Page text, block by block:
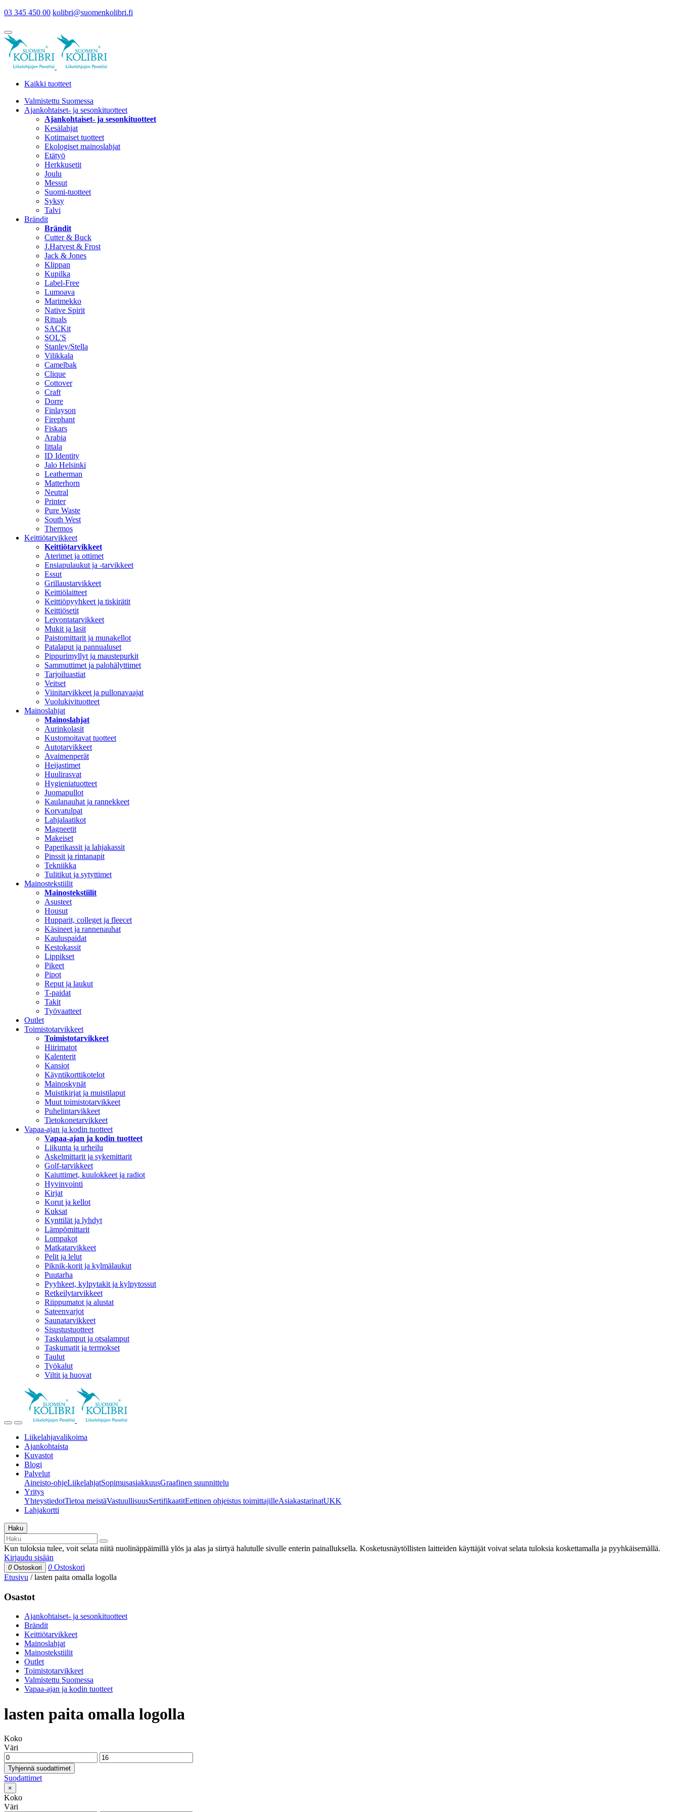
03 345 450 00 kolibri@suomenkolibri.fi
Kaikki tuotteet
Valmistettu Suomessa
Ajankohtaiset- ja sesonkituotteet
Ajankohtaiset- ja sesonkituotteet
Kesälahjat
Kotimaiset tuotteet
Ekologiset mainoslahjat
Etätyö
Herkkusetit
Joulu
Messut
Suomi-tuotteet
Syksy
Talvi
Brändit
Brändit
Cutter & Buck
J.Harvest & Frost
Jack & Jones
Klippan
Kupilka
Label-Free
Lumoava
Marimekko
Native Spirit
Rituals
SACKit
SOL'S
Stanley/Stella
Vilikkala
Camelbak
Clique
Cottover
Craft
Dorre
Finlayson
Firephant
Fiskars
Arabia
Iittala
ID Identity
Jalo Helsinki
Leatherman
Matterhorn
Neutral
Printer
Pure Waste
South West
Thermos
Keittiötarvikkeet
Keittiötarvikkeet
Aterimet ja ottimet
Ensiapulaukut ja -tarvikkeet
Essut
Grillaustarvikkeet
Keittiölaitteet
Keittiöpyyhkeet ja tiskirätit
Keittiösetit
Leivontatarvikkeet
Mukit ja lasit
Paistomittarit ja munakellot
Patalaput ja pannualuset
Pippurimyllyt ja maustepurkit
Sammuttimet ja palohälyttimet
Tarjoiluastiat
Veitset
Viinitarvikkeet ja pullonavaajat
Vuolukivituotteet
Mainoslahjat
Mainoslahjat
Aurinkolasit
Kustomoitavat tuotteet
Autotarvikkeet
Avaimenperät
Heijastimet
Huulirasvat
Hygieniatuotteet
Juomapullot
Kaulanauhat ja rannekkeet
Korvatulpat
Lahjalaatikot
Magneetit
Makeiset
Paperikassit ja lahjakassit
Pinssit ja rintanapit
Tekniikka
Tulitikut ja sytyttimet
Mainostekstiilit
Mainostekstiilit
Asusteet
Housut
Hupparit, colleget ja fleecet
Käsineet ja rannenauhat
Kauluspaidat
Kestokassit
Lippikset
Pikeet
Pipot
Reput ja laukut
T-paidat
Takit
Työvaatteet
Outlet
Toimistotarvikkeet
Toimistotarvikkeet
Hiirimatot
Kalenterit
Kansiot
Käyntikorttikotelot
Mainoskynät
Muistikirjat ja muistilaput
Muut toimistotarvikkeet
Puhelintarvikkeet
Tietokonetarvikkeet
Vapaa-ajan ja kodin tuotteet
Vapaa-ajan ja kodin tuotteet
Liikunta ja urheilu
Askelmittarit ja sykemittarit
Golf-tarvikkeet
Kaiuttimet, kuulokkeet ja radiot
Hyvinvointi
Kirjat
Korut ja kellot
Kuksat
Kynttilät ja lyhdyt
Lämpömittarit
Lompakot
Matkatarvikkeet
Pelit ja lelut
Piknik-korit ja kylmälaukut
Puutarha
Pyyhkeet, kylpytakit ja kylpytossut
Retkeilytarvikkeet
Riippumatot ja alustat
Sateenvarjot
Saunatarvikkeet
Sisustustuotteet
Taskulamput ja otsalamput
Taskumatit ja termokset
Taulut
Työkalut
Viltit ja huovat
Liikelahjavalikoima
Ajankohtaista
Kuvastot
Blogi
Palvelut
Aineisto-ohjeLiikelahjatSopimusasiakkuusGraafinen suunnittelu
Yritys
YhteystiedotTietoa meistäVastuullisuusSertifikaatitEettinen ohjeistus toimittajilleAsiakastarinatUKK
Lahjakortti
Haku
Kun tuloksia tulee, voit selata niitä nuolinäppäimillä ylös ja alas ja siirtyä halutulle sivulle enterin painalluksella. Kosketusnäytöllisten laitteiden käyttäjät voivat selata tuloksia koskettamalla ja pyyhkäisemällä.
Kirjaudu sisään
0 Ostoskori 0 Ostoskori
Etusivu /lasten paita omalla logolla
Osastot
Ajankohtaiset- ja sesonkituotteet
Brändit
Keittiötarvikkeet
Mainoslahjat
Mainostekstiilit
Outlet
Toimistotarvikkeet
Valmistettu Suomessa
Vapaa-ajan ja kodin tuotteet
lasten paita omalla logolla
Koko
Väri
Tyhjennä suodattimet
Suodattimet
×
Koko
Väri